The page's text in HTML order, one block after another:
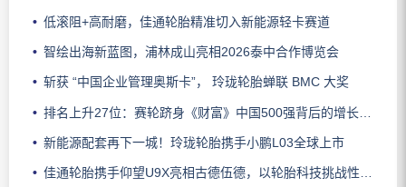
低滚阻+高耐磨，佳通轮胎精准切入新能源轻卡赛道
智绘出海新蓝图，浦林成山亮相2026泰中合作博览会
斩获 “中国企业管理奥斯卡”， 玲珑轮胎蝉联 BMC 大奖
排名上升27位：赛轮跻身《财富》中国500强背后的增长逻辑
新能源配套再下一城！玲珑轮胎携手小鹏L03全球上市
佳通轮胎携手仰望U9X亮相古德伍德，以轮胎科技挑战性能边界